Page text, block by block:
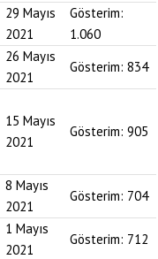
29 Mayıs
2021
Gösterim:
1.060
26 Mayıs
2021
Gösterim: 834
15 Mayıs
2021
Gösterim: 905
8 Mayıs
2021
Gösterim: 704
1 Mayıs
2021
Gösterim: 712